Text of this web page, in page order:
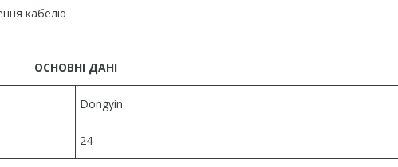
кабелю
ОСНОВНІ ДАНІ
Dongyin
24